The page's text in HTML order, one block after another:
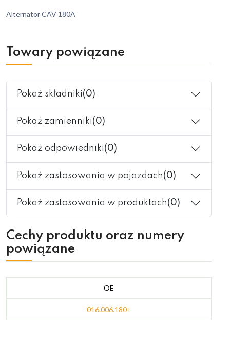
Alternator CAV 180A
Towary powiązane
Pokaż składniki(0)
Pokaż zamienniki(0)
Pokaż odpowiedniki(0)
Pokaż zastosowania w pojazdach(0)
Pokaż zastosowania w produktach(0)
Cechy produktu oraz numery
powiązane
OE
016.006.180+